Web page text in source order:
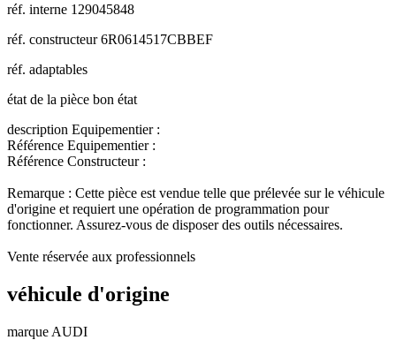
réf. interne 129045848
réf. constructeur 6R0614517CBBEF
réf. adaptables
état de la pièce bon état
description Equipementier :
Référence Equipementier :
Référence Constructeur :
Remarque : Cette pièce est vendue telle que prélevée sur le véhicule
d'origine et requiert une opération de programmation pour
fonctionner. Assurez-vous de disposer des outils nécessaires.
Vente réservée aux professionnels
véhicule d'origine
marque AUDI